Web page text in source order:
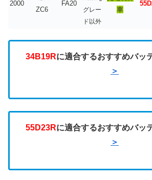
2000
ZC6
FA20
グレー
ド以外
車
34B19Rに適合するおすすめバッ
＞
55D23Rに適合するおすすめバッ
＞